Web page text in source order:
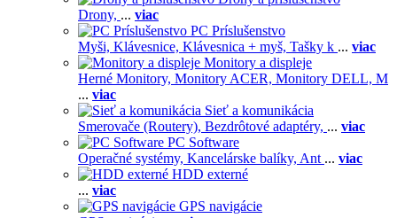
Drony, ... viac
PC Príslušenstvo
Myši, Klávesnice, Klávesnica + myš, Tašky k ... viac
Monitory a displeje
Herné Monitory, Monitory ACER, Monitory DELL, M
... viac
Sieť a komunikácia
Smerovače (Routery), Bezdrôtové adaptéry, ... viac
PC Software
Operačné systémy, Kancelárske balíky, Ant ... viac
HDD externé
... viac
GPS navigácie